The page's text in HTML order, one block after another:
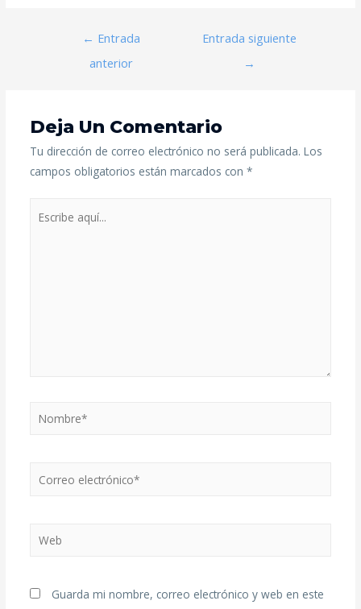
← Entrada
anterior
Entrada siguiente
→
Deja Un Comentario
Tu dirección de correo electrónico no será publicada. Los
campos obligatorios están marcados con *
Guarda mi nombre, correo electrónico y web en este